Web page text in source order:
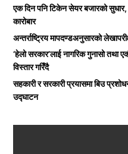
एक दिन पनि टिकेन सेयर बजारको
कारोबार
अन्तर्राष्ट्रिय मापदण्डअनुसारको
‘हेलो सरकार’लाई नागरिक गुनासो तथा
विस्तार गरिँदै
सहकारी र सरकारी प्रयासमा बिउ
उद्घाटन